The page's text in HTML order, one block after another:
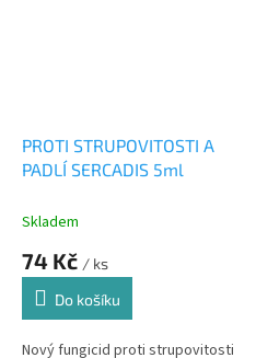
PROTI STRUPOVITOSTI A
PADLÍ SERCADIS 5ml
Skladem
74 Kč / ks
Do košíku
Nový fungicid proti strupovitosti